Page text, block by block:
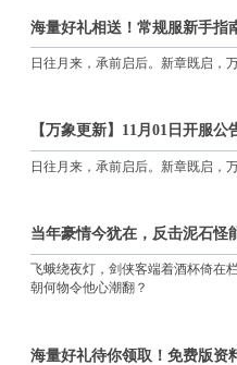
海量好礼相送！常规服新手指
日往月来，承前启后。新章既启，
【万象更新】11月01日开服公
日往月来，承前启后。新章既启，
当年豪情今犹在，反击泥石怪
飞蛾绕夜灯，剑侠客端着酒杯倚在
朝何物令他心潮翻？
海量好礼待你领取！免费版资